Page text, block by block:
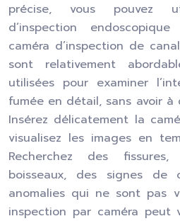
précise, vous pouvez
d’inspection
caméra d’inspection de
sont relativement
utilisées pour examiner
fumée en détail, sans avoir à
Insérez délicatement la
visualisez les images en
Recherchez des
boisseaux, des signes de
anomalies qui ne sont pas
inspection par caméra